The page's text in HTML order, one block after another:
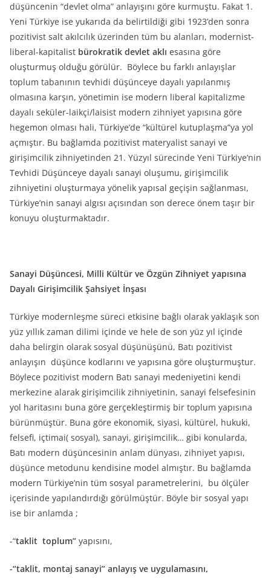
düşüncenin “devlet olma” anlayışını göre kurmuştu. Fakat 1.
Yeni Türkiye ise yukarıda da belirtildiği gibi 1923’den sonra
pozitivist salt akılcılık üzerinden tüm bu alanları, modernist-
liberal-kapitalist bürokratik devlet aklı esasına göre
oluşturmuş olduğu görülür. Böylece bu farklı anlayışlar
toplum tabanının tevhidi düşünceye dayalı yapılanmış
olmasına karşın, yönetimin ise modern liberal kapitalizme
dayalı seküler-laikçi/laisist modern zihniyet yapısına göre
hegemon olması hali, Türkiye’de “kültürel kutuplaşma”ya yol
açmıştır. Bu bağlamda pozitivist materyalist sanayi ve
girişimcilik zihniyetinden 21. Yüzyıl sürecinde Yeni Türkiye’nin
Tevhidi Düşünceye dayalı sanayi oluşumu, girişimcilik
zihniyetini oluşturmaya yönelik yapısal geçişin sağlanması,
Türkiye’nin sanayi algısı açısından son derece önem taşır bir
konuyu oluşturmaktadır.
Sanayi Düşüncesi, Milli Kültür ve Özgün Zihniyet yapısına
Dayalı Girişimcilik Şahsiyet İnşası
Türkiye modernleşme süreci etkisine bağlı olarak yaklaşık son
yüz yıllık zaman dilimi içinde ve hele de son yüz yıl içinde
daha belirgin olarak sosyal düşünüşünü, Batı pozitivist
anlayışın düşünce kodlarını ve yapısına göre oluşturmuştur.
Böylece pozitivist modern Batı sanayi medeniyetini kendi
merkezine alarak girişimcilik zihniyetinin, sanayi felsefesinin
yol haritasını buna göre gerçekleştirmiş bir toplum yapısına
bürünmüştür. Buna göre ekonomik, siyasi, kültürel, hukuki,
felsefi, içtimai( sosyal), sanayi, girişimcilik… gibi konularda,
Batı modern düşüncesinin anlam dünyası, zihniyet yapısı,
düşünce metodunu kendisine model almıştır. Bu bağlamda
modern Türkiye’nin tüm sosyal parametrelerini, bu ölçüler
içerisinde yapılandırdığı görülmüştür. Böyle bir sosyal yapı
ise bir anlamda ;
-“taklit toplum” yapısını,
-“taklit, montaj sanayi” anlayış ve uygulamasını,